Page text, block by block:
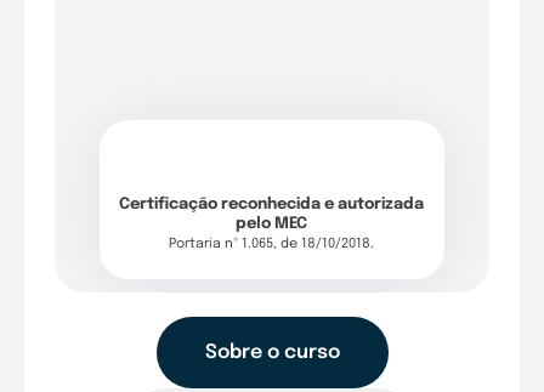
Certificação reconhecida e autorizada
pelo MEC
Portaria nº 1.065, de 18/10/2018.
Sobre o curso